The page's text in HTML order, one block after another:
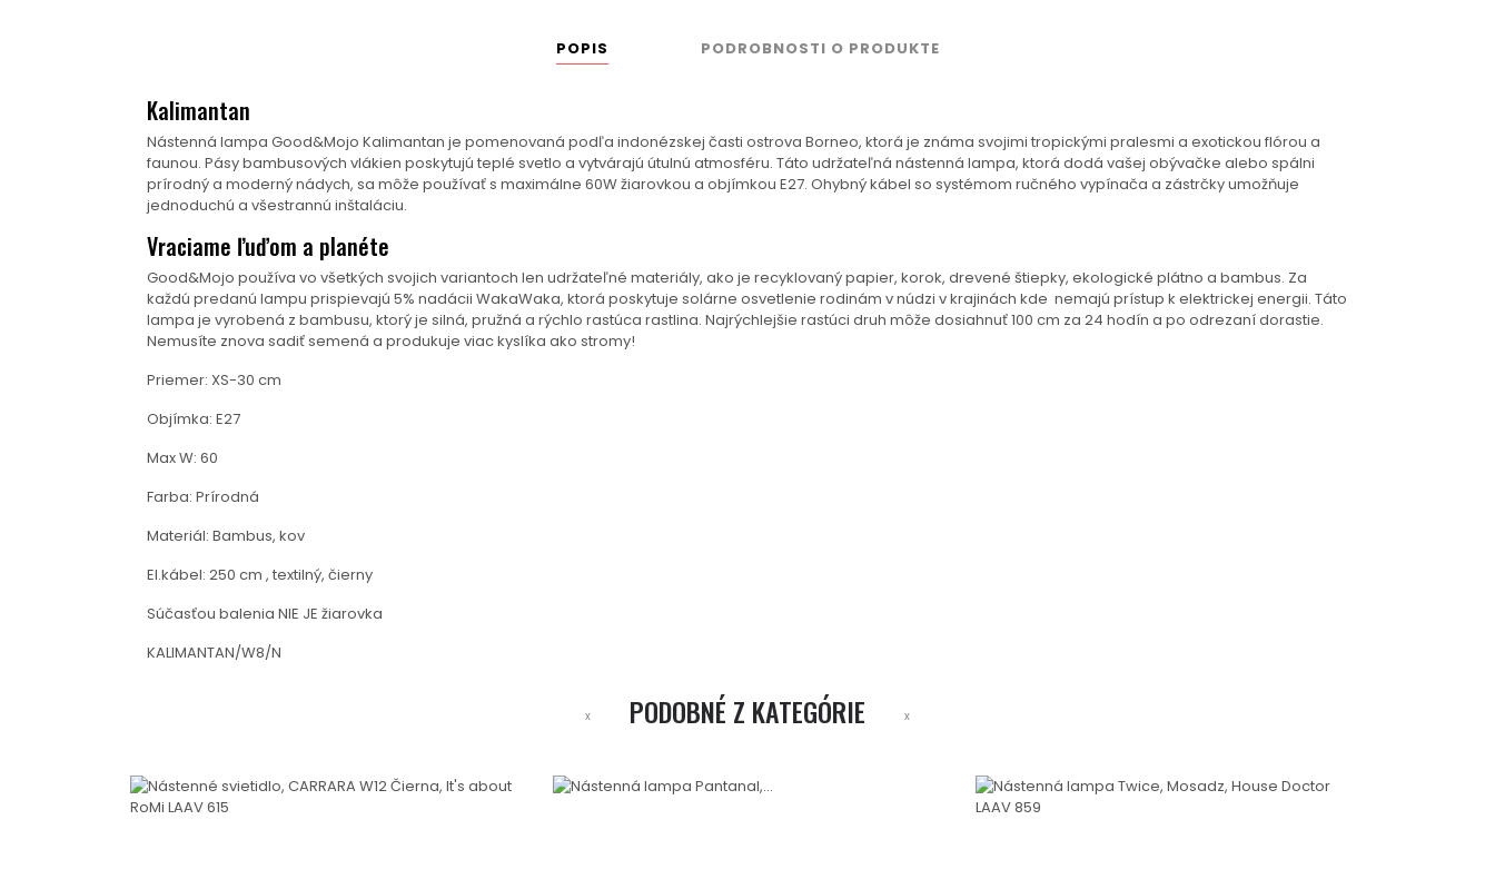
POPIS PODROBNOSTI O PRODUKTE
Kalimantan
Nástenná lampa Good&Mojo Kalimantan je pomenovaná podľa indonézskej časti ostrova Borneo, ktorá je známa svojimi tropickými pralesmi a exotickou flórou a
faunou. Pásy bambusových vlákien poskytujú teplé svetlo a vytvárajú útulnú atmosféru. Táto udržateľná nástenná lampa, ktorá dodá vašej obývačke alebo spálni
prírodný a moderný nádych, sa môže používať s maximálne 60W žiarovkou a objímkou E27. Ohybný kábel so systémom ručného vypínača a zástrčky umožňuje
jednoduchú a všestrannú inštaláciu.
Vraciame ľuďom a planéte
Good&Mojo používa vo všetkých svojich variantoch len udržateľné materiály, ako je recyklovaný papier, korok, drevené štiepky, ekologické plátno a bambus. Za
každú predanú lampu prispievajú 5% nadácii WakaWaka, ktorá poskytuje solárne osvetlenie rodinám v núdzi v krajinách kde nemajú prístup k elektrickej energii. Táto
lampa je vyrobená z bambusu, ktorý je silná, pružná a rýchlo rastúca rastlina. Najrýchlejšie rastúci druh môže dosiahnuť 100 cm za 24 hodín a po odrezaní dorastie.
Nemusíte znova sadiť semená a produkuje viac kyslíka ako stromy!
Priemer: XS-30 cm
Objímka: E27
Max W: 60
Farba: Prírodná
Materiál: Bambus, kov
El.kábel: 250 cm , textilný, čierny
Súčasťou balenia NIE JE žiarovka
KALIMANTAN/W8/N
PODOBNÉ Z KATEGÓRIE